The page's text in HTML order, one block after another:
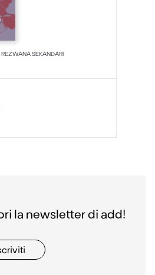
SEKANDARI
la newsletter di add!